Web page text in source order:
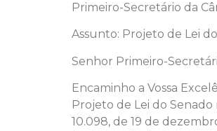
Primeiro-Secretário da
Assunto: Projeto de Lei
Senhor Primeiro-
Encaminho a Vossa
Projeto de Lei do
10.098, de 19 de